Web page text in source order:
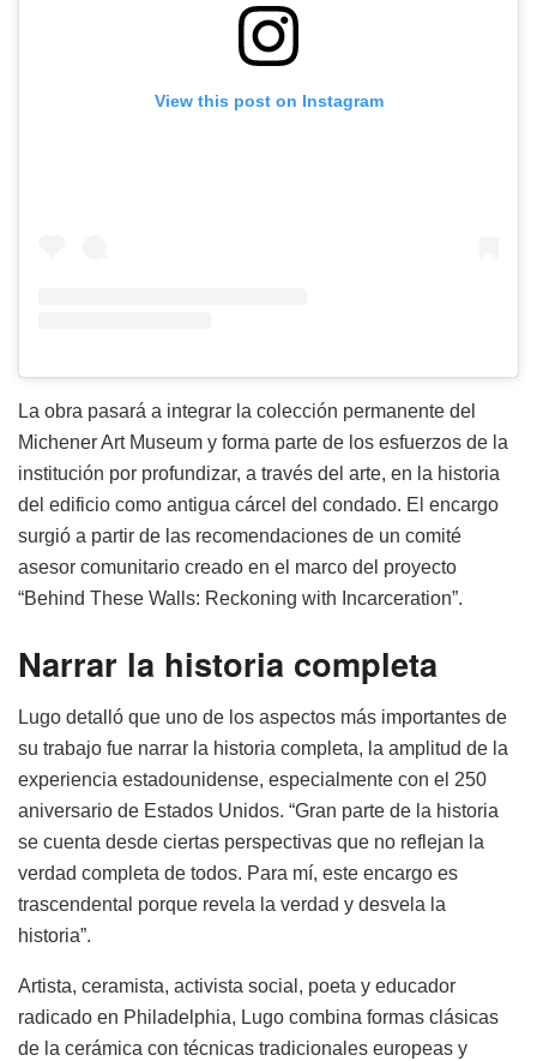
View this post on Instagram
La obra pasará a integrar la colección permanente del
Michener Art Museum y forma parte de los esfuerzos de la
institución por profundizar, a través del arte, en la historia
del edificio como antigua cárcel del condado. El encargo
surgió a partir de las recomendaciones de un comité
asesor comunitario creado en el marco del proyecto
“Behind These Walls: Reckoning with Incarceration”.
Narrar la historia completa
Lugo detalló que uno de los aspectos más importantes de
su trabajo fue narrar la historia completa, la amplitud de la
experiencia estadounidense, especialmente con el 250
aniversario de Estados Unidos. “Gran parte de la historia
se cuenta desde ciertas perspectivas que no reflejan la
verdad completa de todos. Para mí, este encargo es
trascendental porque revela la verdad y desvela la
historia”.
Artista, ceramista, activista social, poeta y educador
radicado en Philadelphia, Lugo combina formas clásicas
de la cerámica con técnicas tradicionales europeas y